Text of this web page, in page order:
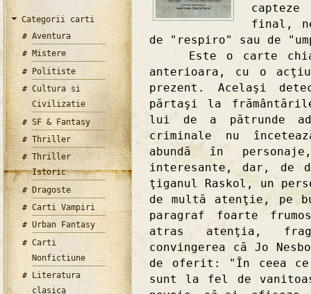
Categorii carti
Aventura
Mistere
Politiste
Cultura si
Civilizatie
SF & Fantasy
Thriller
Thriller
Istoric
Dragoste
Carti Vampiri
Urban Fantasy
Carti
Nonfictiune
Literatura
clasica
final,
de "respiro" sau de
Este o carte chiar
anterioara, cu o
prezent. Acelaşi
părtaşi la
lui de a pătrunde
criminale nu
abundă în
interesante, dar, de
ţiganul Raskol, un
de multă atenţie, pe
paragraf foarte
atras atenţia,
convingerea că Jo
de oferit: "În ceea ce
sunt la fel de